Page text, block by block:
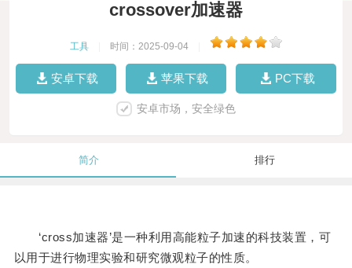
crossover加速器
工具 时间：2025-09-04
安卓下载 苹果下载 PC下载
安卓市场，安全绿色
简介 排行
‘cross加速器’是一种利用高能粒子加速的科技装置，可
以用于进行物理实验和研究微观粒子的性质。